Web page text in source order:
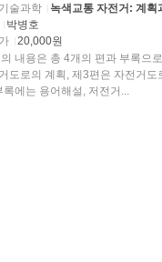
술과학
녹색교통 자전거: 계획
박병호
20,000원
내용은 총 4개의 편과 부록으
, 제3편은 자전거도로의 설계, 그리고 제4편은 녹색교통 자전거 이용 활성화이
록에는 용어해설, 저전거...